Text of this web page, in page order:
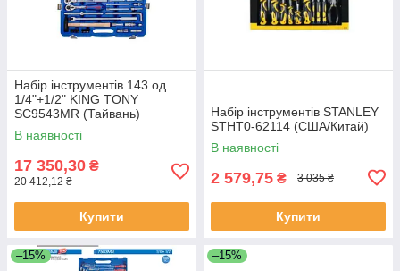
Набір інструментів 143 од.
1/4"+1/2" KING TONY
SC9543MR (Тайвань)
В наявності
17 350,30 ₴
20 412,12 ₴
Купити
Набір інструментів STANLEY
STHT0-62114 (США/Китай)
В наявності
2 579,75 ₴ 3 035 ₴
Купити
–15% –15%